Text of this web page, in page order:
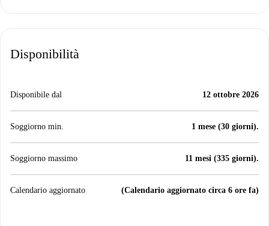
Disponibilità
Disponibile dal 12 ottobre 2026
Soggiorno min. 1 mese (30 giorni).
Soggiorno massimo 11 mesi (335 giorni).
Calendario aggiornato (Calendario aggiornato circa 6 ore fa)